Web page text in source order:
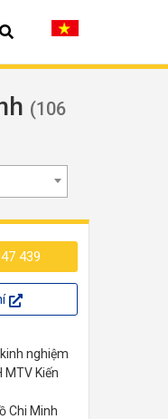
(106
439
nghiệm
MTV Kiến
Chi Minh